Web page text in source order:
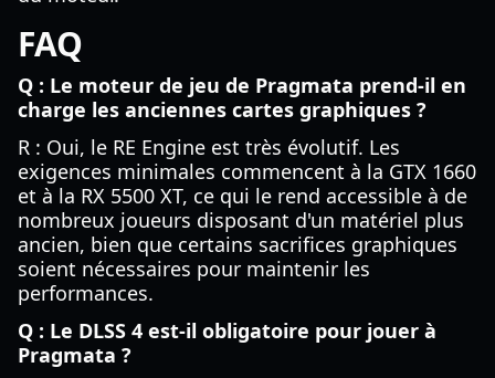
FAQ
Q : Le moteur de jeu de Pragmata prend-il en
charge les anciennes cartes graphiques ?
R : Oui, le RE Engine est très évolutif. Les
exigences minimales commencent à la GTX 1660
et à la RX 5500 XT, ce qui le rend accessible à de
nombreux joueurs disposant d'un matériel plus
ancien, bien que certains sacrifices graphiques
soient nécessaires pour maintenir les
performances.
Q : Le DLSS 4 est-il obligatoire pour jouer à
Pragmata ?